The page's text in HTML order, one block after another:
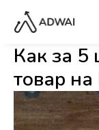
Как за 5
товар